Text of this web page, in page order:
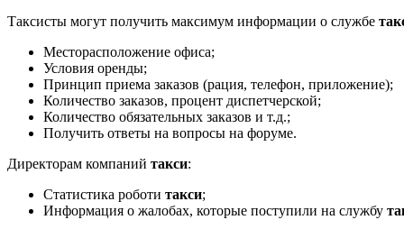
Таксисты могут получить максимум информации о службе
Месторасположение офиса;
Условия оренды;
Принцип приема заказов (рация, телефон, приложение);
Количество заказов, процент диспетчерской;
Количество обязательных заказов и т.д.;
Получить ответы на вопросы на форуме.
Директорам компаний такси:
Статистика роботи такси;
Информация о жалобах, которые поступили на службу